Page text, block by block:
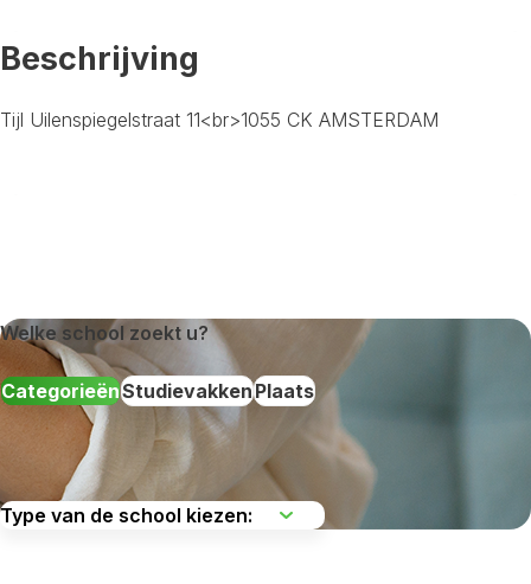
Beschrijving
Tijl Uilenspiegelstraat 11<br>1055 CK AMSTERDAM
Welke school zoekt u?
CategorieënStudievakkenPlaats